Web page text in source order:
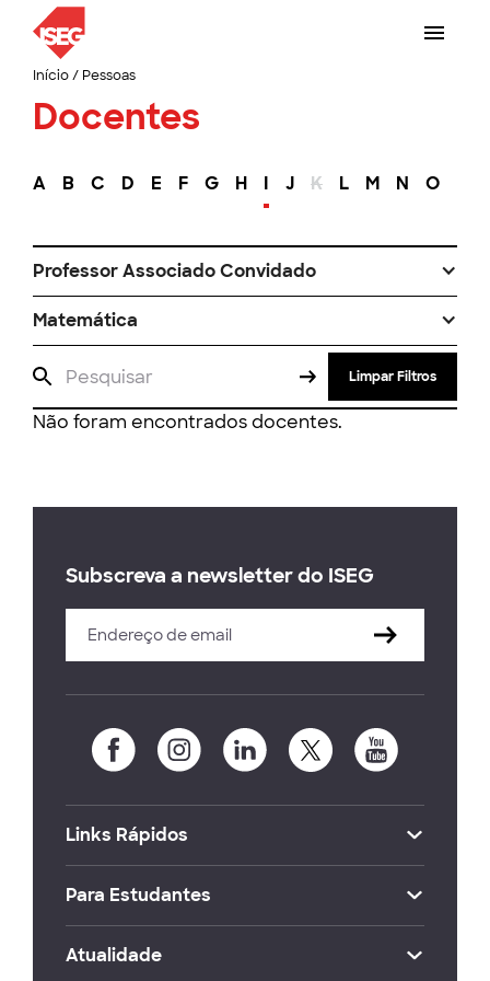
Início/ Pessoas
Docentes
A B C D E F G H I J K L M N O
Professor Associado Convidado
Matemática
Limpar Filtros
Não foram encontrados docentes.
Subscreva a newsletter do ISEG
Links Rápidos
Para Estudantes
Atualidade